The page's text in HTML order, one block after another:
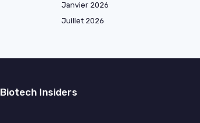
Janvier 2026
Juillet 2026
Biotech Insiders